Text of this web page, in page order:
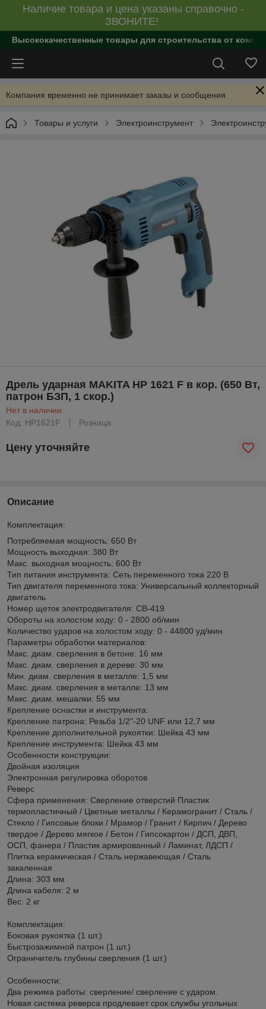
Наличие товара и цена указаны справочно -
ЗВОНИТЕ!
Высококачественные товары для строительства от
Компания временно не принимает заказы и сообщения.
Товары и услуги Электроинструмент
Дрель ударная MAKITA HP 1621 F в кор. (650 Вт,
патрон БЗП, 1 скор.)
Нет в наличии
Код: HP1621F
Розница
Цену уточняйте
Описание
Комплектация:
Потребляемая мощность: 650 Вт
Мощность выходная: 380 Вт
Макс. выходная мощность: 600 Вт
Тип питания инструмента: Сеть переменного тока 220 В
Тип двигателя переменного тока: Универсальный коллекторный
двигатель
Номер щеток электродвигателя: CB-419
Обороты на холостом ходу: 0 - 2800 об/мин
Количество ударов на холостом ходу: 0 - 44800 уд/мин
Параметры обработки материалов:
Макс. диам. сверления в бетоне: 16 мм
Макс. диам. сверления в дереве: 30 мм
Мин. диам. сверления в металле: 1,5 мм
Макс. диам. сверления в металле: 13 мм
Макс. диам. мешалки: 55 мм
Крепление оснастки и инструмента:
Крепление патрона: Резьба 1/2"-20 UNF или 12,7 мм
Крепление дополнительной рукоятки: Шейка 43 мм
Крепление инструмента: Шейка 43 мм
Особенности конструкции:
Двойная изоляция
Электронная регулировка оборотов
Реверс
Сфера применения: Сверление отверстий Пластик
термопластичный / Цветные металлы / Керамогранит / Сталь /
Стекло / Гипсовые блоки / Мрамор / Гранит / Кирпич / Дерево
твердое / Дерево мягкое / Бетон / Гипсокартон / ДСП, ДВП,
ОСП, фанера / Пластик армированный / Ламинат, ЛДСП /
Плитка керамическая / Сталь нержавеющая / Сталь
закаленная
Длина: 303 мм
Длина кабеля: 2 м
Вес: 2 кг
Комплектация:
Боковая рукоятка (1 шт.)
Быстрозажимной патрон (1 шт.)
Ограничитель глубины сверления (1 шт.)
Особенности:
Два режима работы: сверление/ сверление с ударом.
Новая система реверса продлевает срок службы угольных